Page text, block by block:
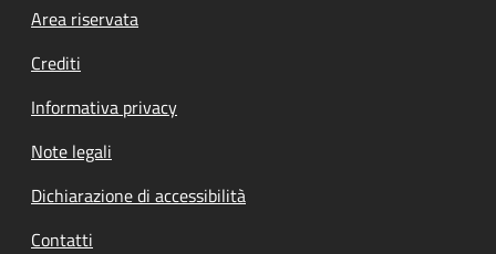
Footer menu
Area riservata
Crediti
Informativa privacy
Note legali
Dichiarazione di accessibilità
Contatti